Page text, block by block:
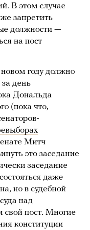
В этом случае
запретить
должности —
на пост
году должно
день
Дональда
(пока что,
Митч
это заседание
заседание
даже
но в судебной
над
пост. Многие
конституции